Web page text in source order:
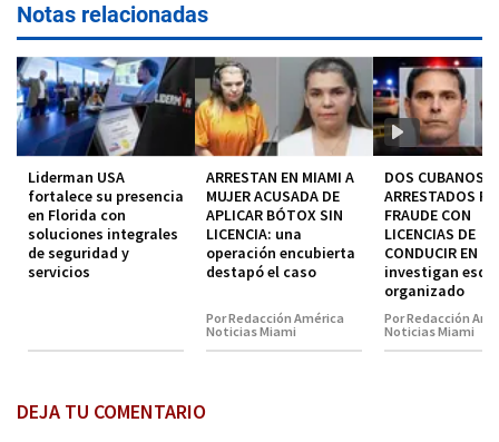
Notas relacionadas
Liderman USA
fortalece su presencia
en Florida con
soluciones integrales
de seguridad y
servicios
ARRESTAN EN MIAMI A
MUJER ACUSADA DE
APLICAR BÓTOX SIN
LICENCIA: una
operación encubierta
destapó el caso
Por Redacción América
Noticias Miami
DOS CUBANOS
ARRESTADOS
FRAUDE CON
LICENCIAS DE
CONDUCIR EN
investigan
organizado
Por Redacción
Noticias Miami
DEJA TU COMENTARIO